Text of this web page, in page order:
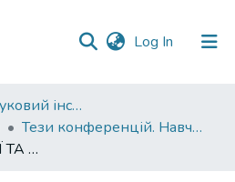
Log In (current)
Навчально-науковий інститут економіки, управління, права та інформаційних технологій
Тези конференцій. Навчально-науковий інститут економіки, управління, права та інформаційних технологій
СВІТОВІ ТЕНДЕНЦІЇ ТА ПЕРСПЕКТИВИ РОЗВИТКУ ЕЛЕКТРОННОЇ КОМЕРЦІЇ В УКРАЇНІ